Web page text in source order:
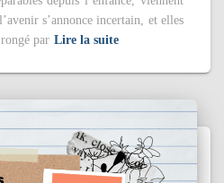
s’annonce incertain, et elles
par Lire la suite